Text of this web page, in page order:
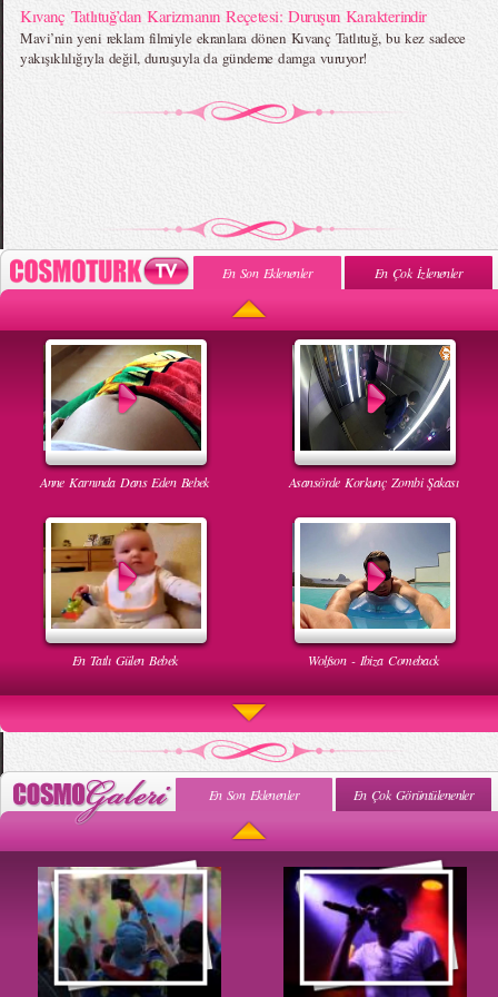
Kıvanç Tatlıtuğ’dan Karizmanın Reçetesi: Duruşun Karakterindir
Mavi’nin yeni reklam filmiyle ekranlara dönen Kıvanç Tatlıtuğ, bu kez sadece
yakışıklılığıyla değil, duruşuyla da gündeme damga vuruyor!
En Son Eklenenler En Çok İzlenenler
Anne Karnında Dans Eden Bebek Asansörde Korkunç Zombi Şakası
En Tatlı Gülen Bebek Wolfson - Ibiza Comeback
Uyuyan Bebeğe Gangnam Dinletilirse Ne Olur
En Son Eklenenler En Çok Görüntülenenler